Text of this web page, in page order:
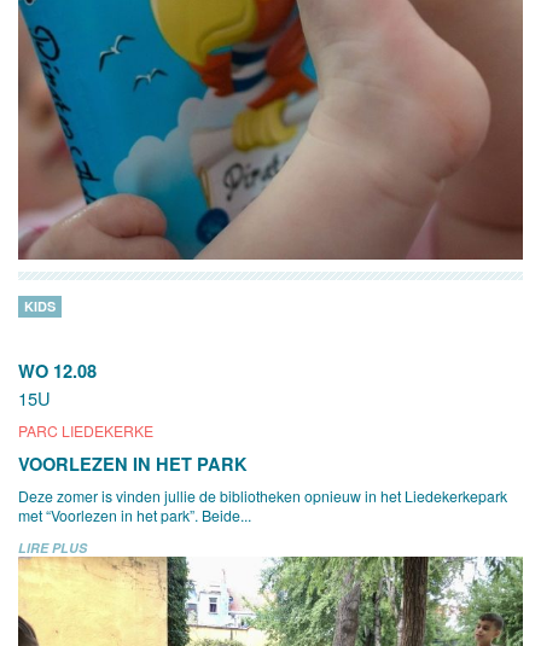
WO 12.08
15U
PARC LIEDEKERKE
KIDS
VOORLEZEN IN HET PARK
Deze zomer is vinden jullie de bibliotheken opnieuw in het Liedekerkepark
met “Voorlezen in het park”. Beide...
LIRE PLUS